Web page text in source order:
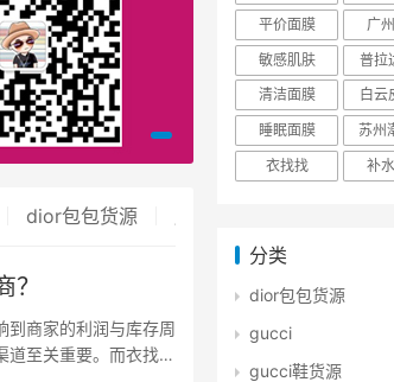
dior包包货源
？
到商家的利润与库存周
至关重要。而衣找找
平价面膜
广
敏感肌肤
普拉
清洁面膜
白云
睡眠面膜
衣找找
补
分类
dior包包货源
gucci
gucci鞋货源